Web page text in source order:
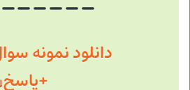
+پاسخ